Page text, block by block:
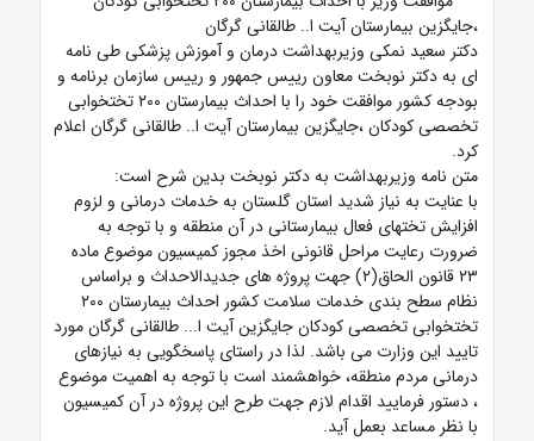
،جایگزین بیمارستان آیت ا.. طالقانی گرگان
دکتر سعید نمکی وزیربهداشت درمان و آموزش پزشکی طی نامه
ای به دکتر نوبخت معاون رییس جمهور و رییس سازمان برنامه و
بودجه کشور موافقت خود را با احداث بیمارستان ۲۰۰ تختخوابی
تخصصی کودکان ،جایگزین بیمارستان آیت ا.. طالقانی گرگان اعلام
کرد.
متن نامه وزیربهداشت به دکتر نوبخت بدین شرح است:
با عنایت به نیاز شدید استان گلستان به خدمات درمانی و لزوم
افزایش تختهای فعال بیمارستانی در آن منطقه و با توجه به
ضرورت رعایت مراحل قانونی اخذ مجوز کمیسیون موضوع ماده
۲۳ قانون الحاق(۲) جهت پروژه های جدیدالاحداث و براساس
نظام سطح بندی خدمات سلامت کشور احداث بیمارستان ۲۰۰
تختخوابی تخصصی کودکان جایگزین آیت ا... طالقانی گرگان مورد
تایید این وزارت می باشد. لذا در راستای پاسخگویی به نیازهای
درمانی مردم منطقه، خواهشمند است با توجه به اهمیت موضوع
، دستور فرمایید اقدام لازم جهت طرح این پروژه در آن کمیسیون
با نظر مساعد بعمل آید.